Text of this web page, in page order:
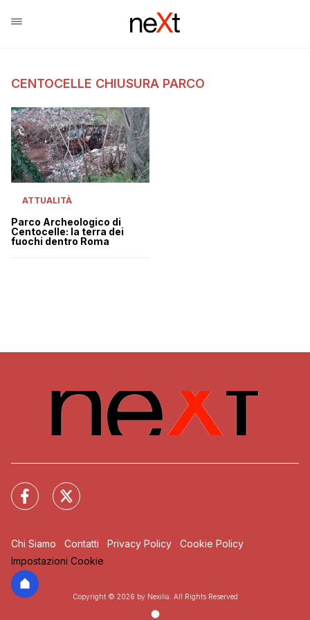
CENTOCELLE CHIUSURA PARCO
ATTUALITÀ
Parco Archeologico di
Centocelle: la terra dei
fuochi dentro Roma
Chi Siamo Contatti Privacy Policy
Cookie Policy
Impostazioni Cookie
Copyright © 2026 by Nexilia. All Rights Reserved